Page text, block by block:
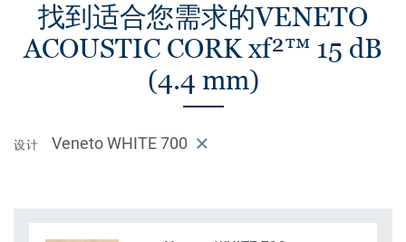
找到适合您需求的VENETO
ACOUSTIC CORK xf²™ 15 dB
(4.4 mm)
设计 Veneto WHITE 700